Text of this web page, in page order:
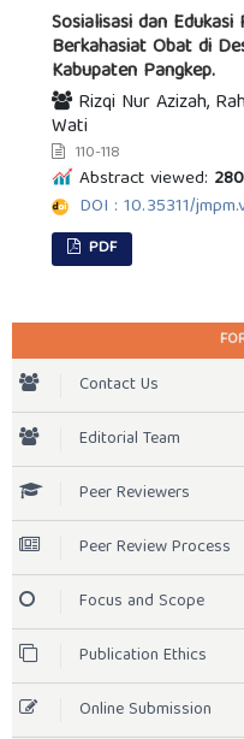
Sosialisasi dan
Berkahasiat Obat di
Kabupaten Pangkep.
Rizqi Nur Azizah,
Wati
110-118
Abstract viewed: 280
DOI : 10.35311/
PDF
Contact Us
Editorial Team
Peer Reviewers
Peer Review Process
Focus and Scope
Publication Ethics
Online Submission